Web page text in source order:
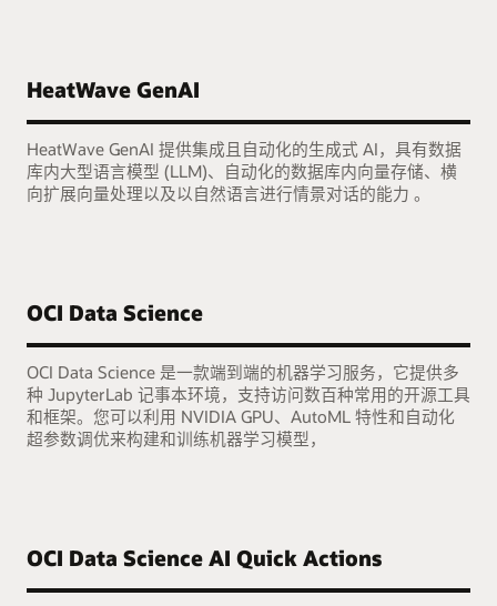
HeatWave GenAI
HeatWave GenAI 提供集成且自动化的生成式 AI，具有数据
库内大型语言模型 (LLM)、自动化的数据库内向量存储、横
向扩展向量处理以及以自然语言进行情景对话的能力 。
OCI Data Science
OCI Data Science 是一款端到端的机器学习服务，它提供多
种 JupyterLab 记事本环境，支持访问数百种常用的开源工具
和框架。您可以利用 NVIDIA GPU、AutoML 特性和自动化
超参数调优来构建和训练机器学习模型，
OCI Data Science AI Quick Actions